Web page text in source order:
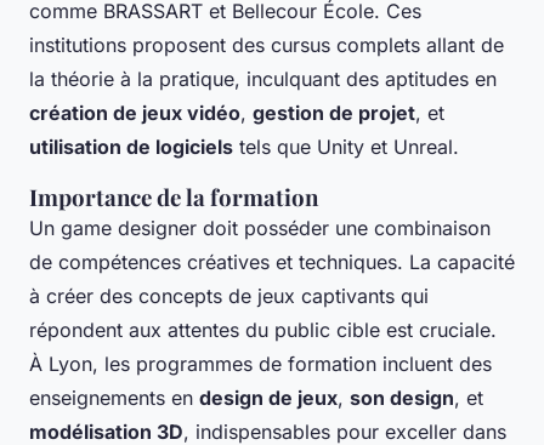
comme BRASSART et Bellecour École. Ces
institutions proposent des cursus complets allant de
la théorie à la pratique, inculquant des aptitudes en
création de jeux vidéo, gestion de projet, et
utilisation de logiciels tels que Unity et Unreal.
Importance de la formation
Un game designer doit posséder une combinaison
de compétences créatives et techniques. La capacité
à créer des concepts de jeux captivants qui
répondent aux attentes du public cible est cruciale.
À Lyon, les programmes de formation incluent des
enseignements en design de jeux, son design, et
modélisation 3D, indispensables pour exceller dans